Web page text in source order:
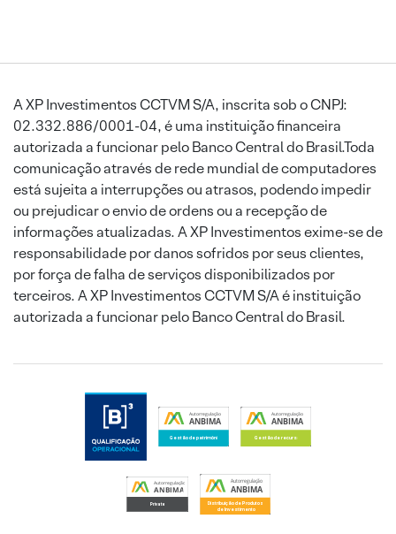
A XP Investimentos CCTVM S/A, inscrita sob o CNPJ:
02.332.886/0001-04, é uma instituição financeira
autorizada a funcionar pelo Banco Central do Brasil.Toda
comunicação através de rede mundial de computadores
está sujeita a interrupções ou atrasos, podendo impedir
ou prejudicar o envio de ordens ou a recepção de
informações atualizadas. A XP Investimentos exime-se de
responsabilidade por danos sofridos por seus clientes,
por força de falha de serviços disponibilizados por
terceiros. A XP Investimentos CCTVM S/A é instituição
autorizada a funcionar pelo Banco Central do Brasil.